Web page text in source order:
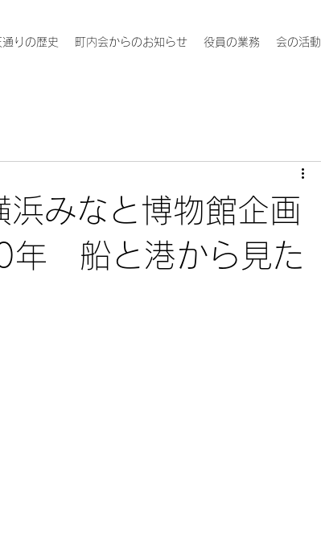
通りの歴史 町内会からのお知らせ 役員の業務 会の活動
みなと博物館企画
年 船と港から見た